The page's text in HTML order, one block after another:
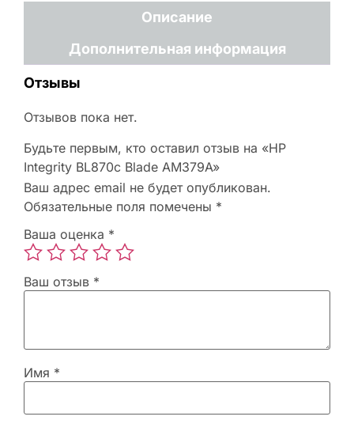
Описание
Дополнительная информация
Отзывы
Отзывов пока нет.
Будьте первым, кто оставил отзыв на «HP
Integrity BL870c Blade AM379A»
Ваш адрес email не будет опубликован.
Обязательные поля помечены *
Ваша оценка *
Ваш отзыв *
Имя *